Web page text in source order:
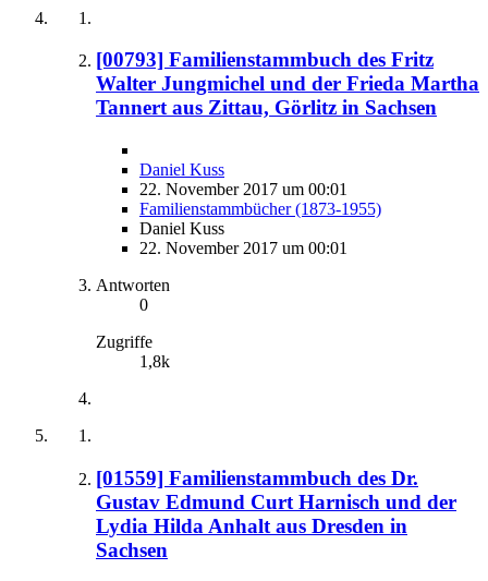
[00793] Familienstammbuch des Fritz
Walter Jungmichel und der Frieda Martha
Tannert aus Zittau, Görlitz in Sachsen
Daniel Kuss
22. November 2017 um 00:01
Familienstammbücher (1873-1955)
Daniel Kuss
22. November 2017 um 00:01
Antworten
0
Zugriffe
1,8k
[01559] Familienstammbuch des Dr.
Gustav Edmund Curt Harnisch und der
Lydia Hilda Anhalt aus Dresden in
Sachsen